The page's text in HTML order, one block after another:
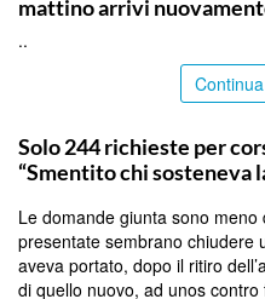
mattino arrivi
..
Solo 244 richieste per
“Smentito chi sosteneva
Le domande giunta sono
presentate sembrano chiudere
aveva portato, dopo il ritiro
di quello nuovo, ad unos